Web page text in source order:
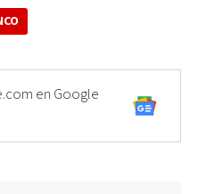
en Google